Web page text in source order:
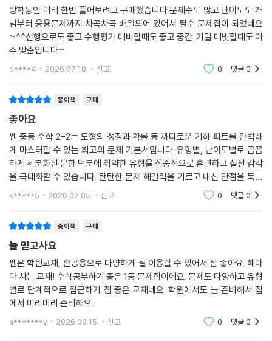
방학동안 미리 한번 풀어보려고 구매했습니다.문제수도 많고 난이도도 개
념부터 응용문제까지 차곡차곡 배열되어 있어서 필수 문제집이 되었네요
~^^선행으로도 좋고 수행평가 대비할때도 좋고 중간 .기말 대빗할때도 아
주 맞춤입니다~
d****4 2026.07.18. 신고 0 댓글0
종이책 구매
좋아요
쎈 중등 수학 2-2는 도형의 성질과 확률 등 까다로운 기하 파트를 완벽하
게 마스터할 수 있는 최고의 문제 기본서입니다. 유형별, 난이도별로 꼼꼼
하게 세분화된 문항 덕분에 취약한 유형을 집중적으로 훈련하고 실전 감각
을 극대화할 수 있습니다. 탄탄한 문제 해결력을 기르고 내신 만점을 목표
로 하는 중학생들에게 강력히 추천합니다!
k*****5 2026.07.05. 신고 0 댓글0
종이책 구매
늘 믿고사요
쎈은 학원교재, 혼공용으로 다양하게 잘 이용할 수 있어서 참 좋아요. 해마
다 사는 교재! 수학공부하기 좋은 1등 문제집이에요. 문제도 다양하고 유형
별로 단계적으로 접근하기 참 좋은 교재네요. 학원에서도 늘 준비해서 집
에서 미리미리 준비해요.
a*******y 2026.03.15. 신고 0 댓글0